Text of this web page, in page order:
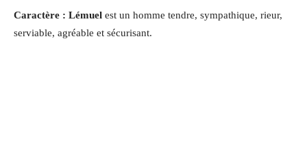
Caractère : Lémuel est un homme tendre, sympathique, rieur,
serviable, agréable et sécurisant.